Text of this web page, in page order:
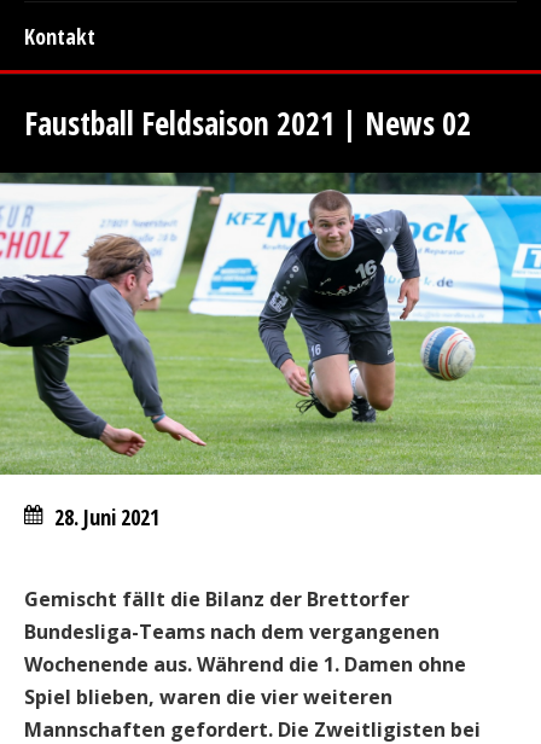
Kontakt
Faustball Feldsaison 2021 | News 02
28. Juni 2021
Gemischt fällt die Bilanz der Brettorfer
Bundesliga-Teams nach dem vergangenen
Wochenende aus. Während die 1. Damen ohne
Spiel blieben, waren die vier weiteren
Mannschaften gefordert. Die Zweitligisten bei